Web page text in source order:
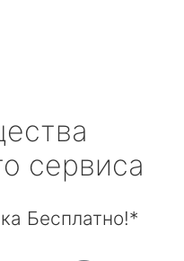
сервиса
Бесплатно!*